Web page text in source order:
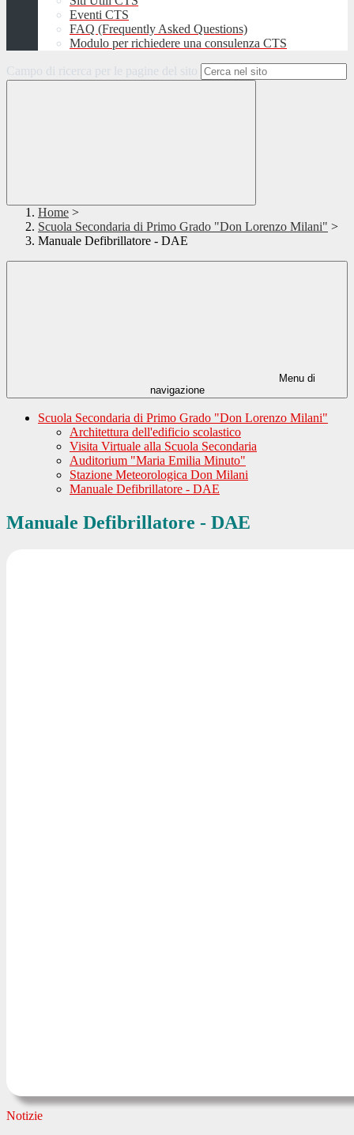
Eventi CTS
FAQ (Frequently Asked Questions)
Modulo per richiedere una consulenza CTS
Campo di ricerca per le pagine del sito
Home >
Scuola Secondaria di Primo Grado "Don Lorenzo Milani" >
Manuale Defibrillatore - DAE
Menu di
navigazione
Scuola Secondaria di Primo Grado "Don Lorenzo Milani"
Architettura dell'edificio scolastico
Visita Virtuale alla Scuola Secondaria
Auditorium "Maria Emilia Minuto"
Stazione Meteorologica Don Milani
Manuale Defibrillatore - DAE
Manuale Defibrillatore - DAE
Notizie